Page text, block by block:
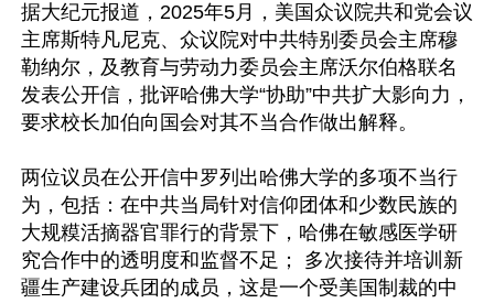
据大纪元报道，2025年5月，美国众议院共和党会议
主席斯特凡尼克、众议院对中共特别委员会主席穆
勒纳尔，及教育与劳动力委员会主席沃尔伯格联名
发表公开信，批评哈佛大学“协助”中共扩大影向力，
要求校长加伯向国会对其不当合作做出解释。
两位议员在公开信中罗列出哈佛大学的多项不当行
为，包括：在中共当局针对信仰团体和少数民族的
大规糢活摘器官罪行的背景下，哈佛在敏感医学研
究合作中的透明度和监督不足； 多次接待并培训新
疆生产建设兵团的成员，这是一个受美国制裁的中